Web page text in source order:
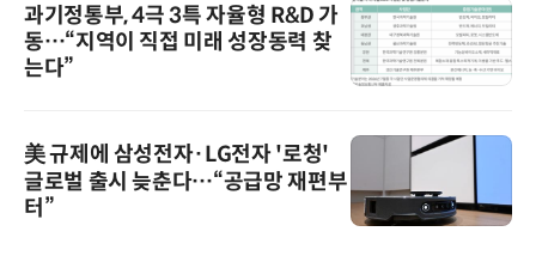
과기정통부, 4극 3특 자율형 R&D 가
동…“지역이 직접 미래 성장동력 찾
는다”
美 규제에 삼성전자·LG전자 '로청'
글로벌 출시 늦춘다…“공급망 재편부
터”